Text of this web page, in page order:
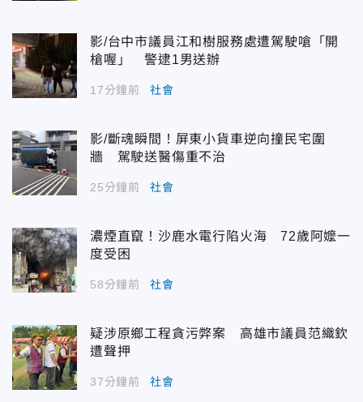
影/台中市議員江和樹服務處遭駕駛嗆「開
槍喔」 警逮1男送辦
17分鐘前 社會
影/斷魂瞬間！屏東小貨車逆向撞民宅圍
牆 駕駛送醫傷重不治
25分鐘前 社會
濃煙直竄！沙鹿水電行陷火海 72歲阿嬤一
度受困
58分鐘前 社會
疑涉原鄉工程貪污弊案 高雄市議員范織欽
遭聲押
37分鐘前 社會